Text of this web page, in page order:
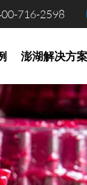
716-2598
澎湖解决方案